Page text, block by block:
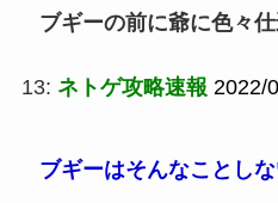
ブギーの前に爺に色々
13: ネトゲ攻略速報 2022/
ブギーはそんなことし